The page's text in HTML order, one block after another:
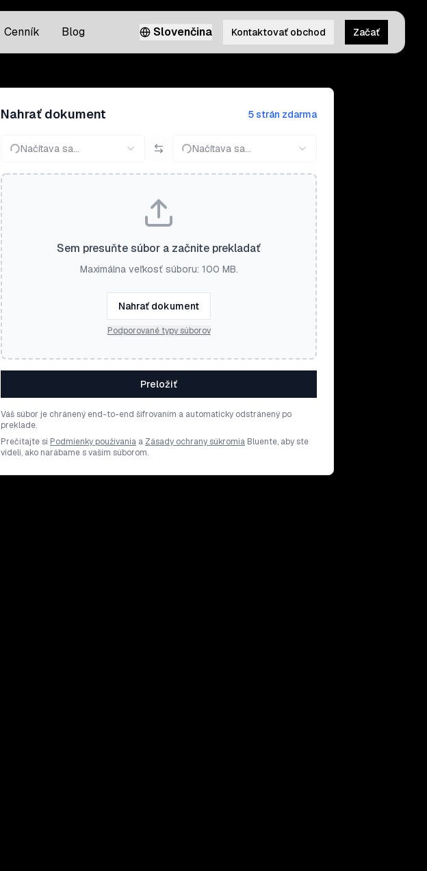
Cenník Blog Slovenčina Kontaktovať obchod Začať
Nahrať dokument 5 strán zdarma
Načítava sa... Načítava sa...
Sem presuňte súbor a začnite prekladať
Maximálna veľkosť súboru: 100 MB.
Nahrať dokument
Podporované typy súborov
Preložiť
Váš súbor je chránený end-to-end šifrovaním a automaticky odstránený po
preklade.
Prečítajte si Podmienky používania a Zásady ochrany súkromia Bluente, aby ste
videli, ako narábame s vaším súborom.